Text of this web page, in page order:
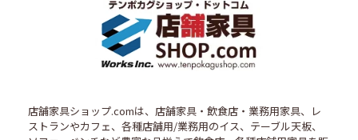
店舗家具ショップ.comは、店舗家具・飲食店・業務用家具、レ
ストランやカフェ、各種店舗用/業務用のイス、テーブル天板、